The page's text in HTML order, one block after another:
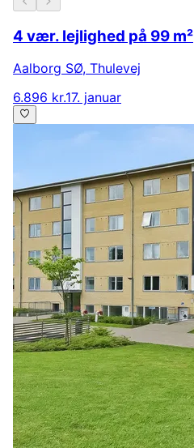
4 vær. lejlighed på 99 m²
Aalborg SØ, Thulevej
6.896 kr.17. januar